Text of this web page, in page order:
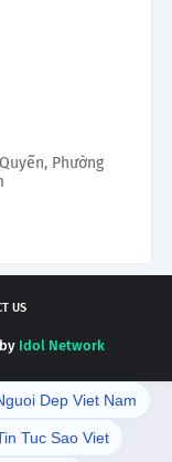
Phường
US
Idol Network
Dep Viet Nam
Tuc Sao Viet